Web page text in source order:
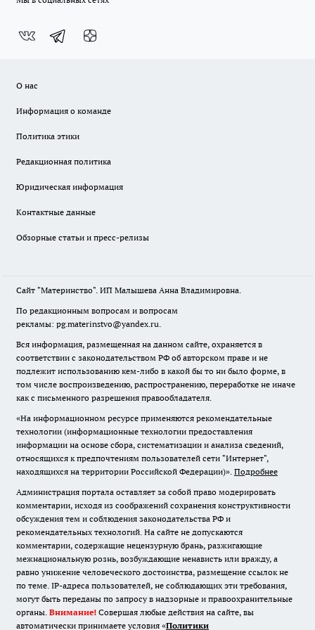
О нас
Информация о команде
Политика этики
Редакционная политика
Юридическая информация
Контактные данные
Обзорные статьи и пресс-релизы
Сайт "Материнство". ИП Малышева Анна Владимировна.
По редакционным вопросам и вопросам
рекламы: pg.materinstvo@yandex.ru.
Вся информация, размещенная на данном сайте, охраняется в
соответствии с законодательством РФ об авторском праве и не
подлежит использованию кем-либо в какой бы то ни было форме, в
том числе воспроизведению, распространению, переработке не иначе
как с письменного разрешения правообладателя.
«На информационном ресурсе применяются рекомендательные
технологии (информационные технологии предоставления
информации на основе сбора, систематизации и анализа сведений,
относящихся к предпочтениям пользователей сети "Интернет",
находящихся на территории Российской Федерации)». Подробнее
Администрация портала оставляет за собой право модерировать
комментарии, исходя из соображений сохранения конструктивности
обсуждения тем и соблюдения законодательства РФ и
рекомендательных технологий. На сайте не допускаются
комментарии, содержащие нецензурную брань, разжигающие
межнациональную рознь, возбуждающие ненависть или вражду, а
равно унижение человеческого достоинства, размещение ссылок не
по теме. IP-адреса пользователей, не соблюдающих эти требования,
могут быть переданы по запросу в надзорные и правоохранительные
органы. Внимание! Совершая любые действия на сайте, вы
автоматически принимаете условия «Политики